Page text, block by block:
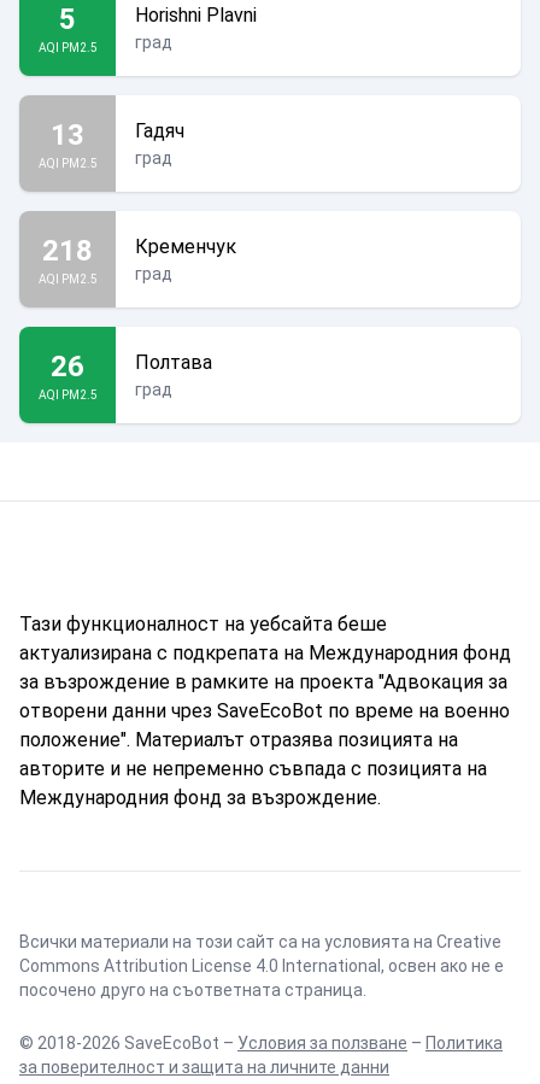
5
AQI PM2.5
Horishni Plavni
град
13
AQI PM2.5
Гадяч
град
218
AQI PM2.5
Кременчук
град
26
AQI PM2.5
Полтава
град
Тази функционалност на уебсайта беше
актуализирана с подкрепата на Международния фонд
за възрождение в рамките на проекта "Адвокация за
отворени данни чрез SaveEcoBot по време на военно
положение". Материалът отразява позицията на
авторите и не непременно съвпада с позицията на
Международния фонд за възрождение.
Всички материали на този сайт са на условията на Creative
Commons Attribution License 4.0 International , освен ако не е
посочено друго на съответната страница.
© 2018-2026 SaveEcoBot – Условия за ползване – Политика
за поверителност и защита на личните данни